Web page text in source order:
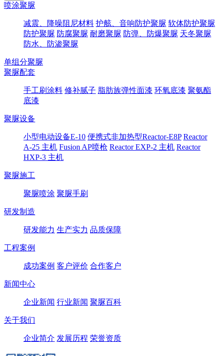
喷涂聚脲
减震、降噪阻尼材料 护舷、音响防护聚脲 软体防护聚脲
防护聚脲 防腐聚脲 耐磨聚脲 防弹、防爆聚脲 天冬聚脲
防水、防渗聚脲
单组分聚脲
聚脲配套
手工刷涂料 修补腻子 脂肪族弹性面漆 环氧底漆 聚氨酯
底漆
聚脲设备
小型电动设备E-10 便携式非加热型Reactor-E8P Reactor
A-25 主机 Fusion AP喷枪 Reactor EXP-2 主机 Reactor
HXP-3 主机
聚脲施工
聚脲喷涂 聚脲手刷
研发制造
研发能力 生产实力 品质保障
工程案例
成功案例 客户评价 合作客户
新闻中心
企业新闻 行业新闻 聚脲百科
关于我们
企业简介 发展历程 荣誉资质